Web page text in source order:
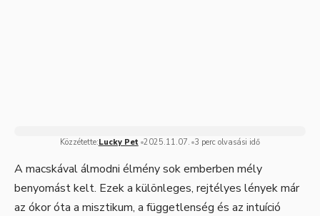
Közzétette:Lucky Pet 2025.11.07. 3 perc olvasási idő
A macskával álmodni élmény sok emberben mély
benyomást kelt. Ezek a különleges, rejtélyes lények már
az ókor óta a misztikum, a függetlenség és az intuíció